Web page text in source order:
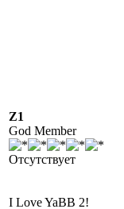
Z1
God Member
Отсутствует
I Love YaBB 2!